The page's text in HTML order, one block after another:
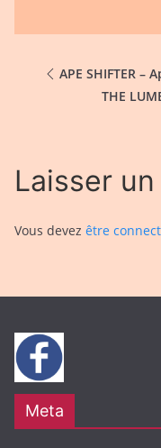
APE SHIFTER –
THE
Laisser
Vous devez être
Meta